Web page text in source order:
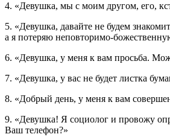
4. «Девушка, мы с моим другом, его,
5. «Девушка, давайте не будем
а я потеряю неповторимо-
6. «Девушка, у меня к вам просьба.
7. «Девушка, у вас не будет листка
8. «Добрый день, у меня к вам
9. «Девушка! Я социолог и провожу
Ваш телефон?»